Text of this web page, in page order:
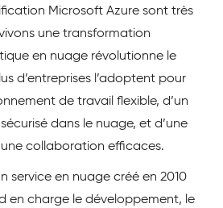
Microsoft Azure sont très
une transformation
en nuage révolutionne le
d’entreprises l’adoptent pour
de travail flexible, d’un
dans le nuage, et d’une
collaboration efficaces.
service en nuage créé en 2010
en charge le développement, le